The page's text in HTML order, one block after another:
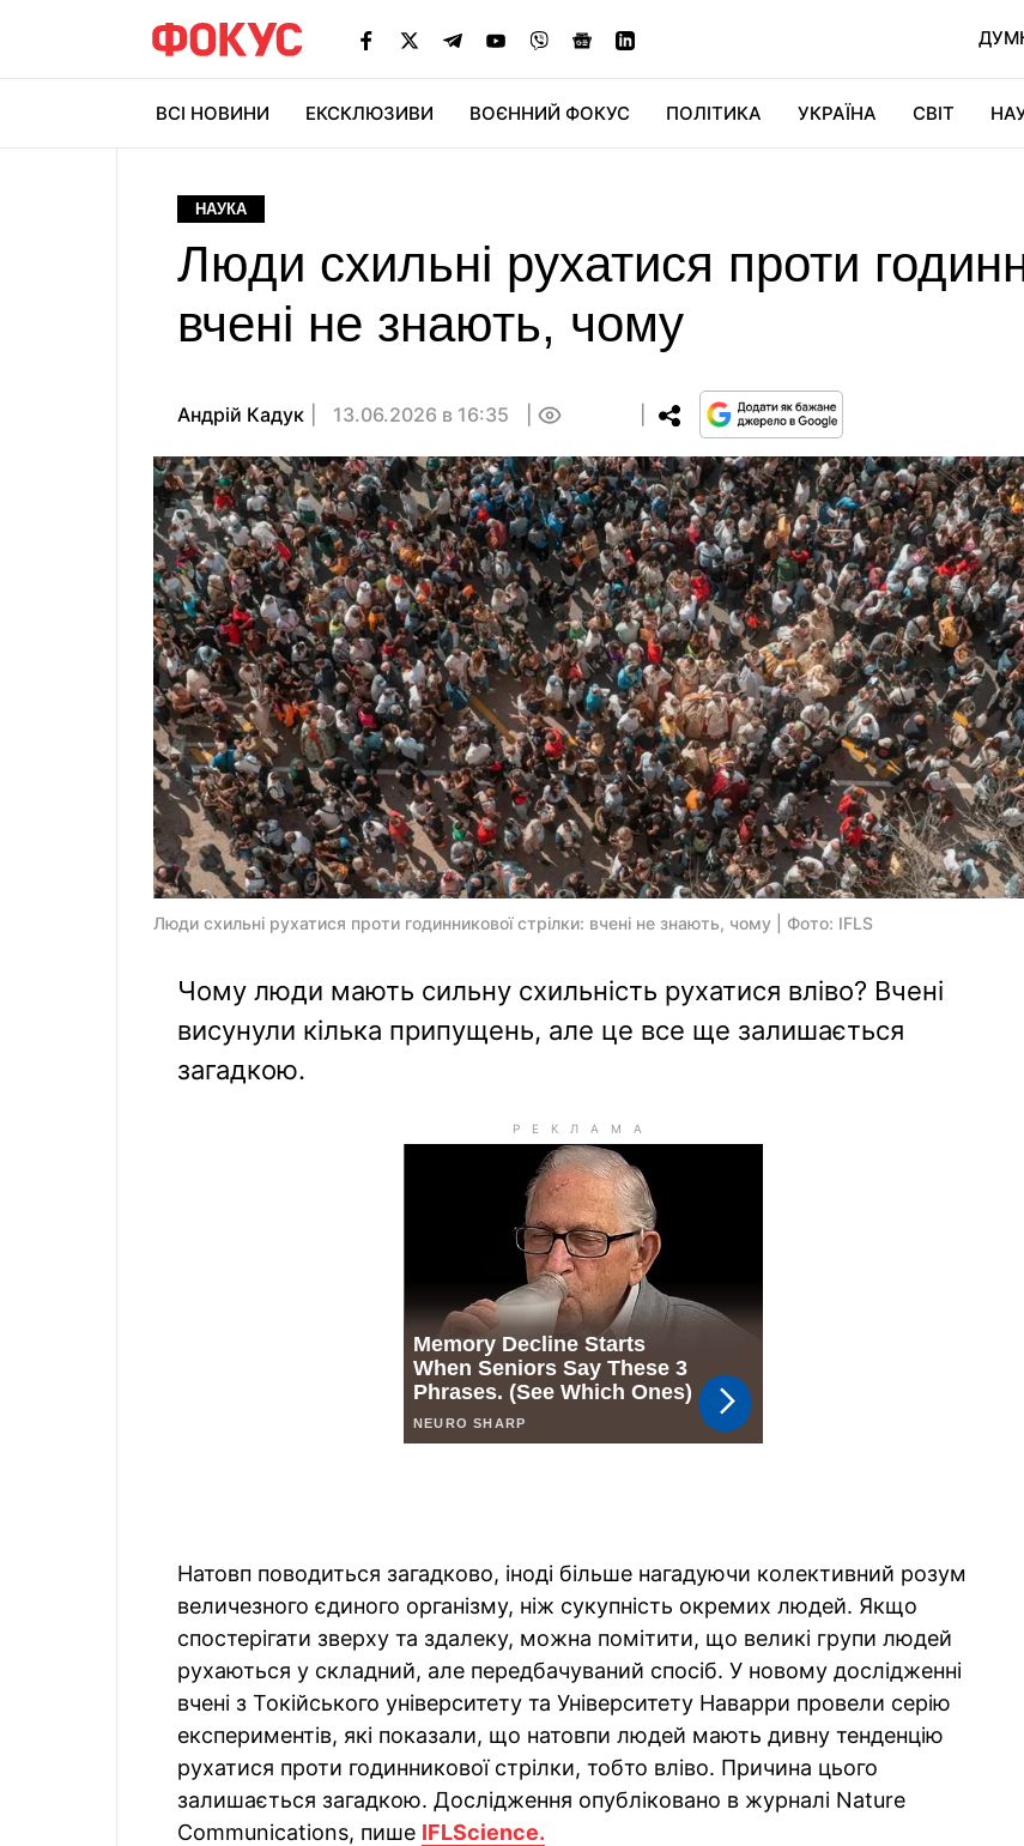
ВСІ НОВИНИ ЕКСКЛЮЗИВИ ВОЄННИЙ ФОКУС ПОЛІТИКА УКРАЇНА СВІТ
НАУКА
Люди схильні рухатися проти
вчені не знають, чому
Андрій Кадук 13.06.2026 в 16:35
Люди схильні рухатися проти годинникової стрілки: вчені не знають, чому | Фото: IFLS
Чому люди мають сильну схильність рухатися вліво? Вчені
висунули кілька припущень, але це все ще залишається
загадкою.
Натовп поводиться загадково, іноді більше нагадуючи колективний розум
величезного єдиного організму, ніж сукупність окремих людей. Якщо
спостерігати зверху та здалеку, можна помітити, що великі групи людей
рухаються у складний, але передбачуваний спосіб. У новому дослідженні
вчені з Токійського університету та Університету Наварри провели серію
експериментів, які показали, що натовпи людей мають дивну тенденцію
рухатися проти годинникової стрілки, тобто вліво. Причина цього
залишається загадкою. Дослідження опубліковано в журналі Nature
Communications, пише IFLScience.